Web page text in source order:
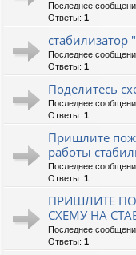
Последнее
Ответы: 1
Последнее
Ответы: 1
Поделитесь
Последнее
Ответы: 1
Пришлите
работы
Последнее
Ответы: 1
ПРИШЛИТЕ
СХЕМУ НА
Последнее
Ответы: 1